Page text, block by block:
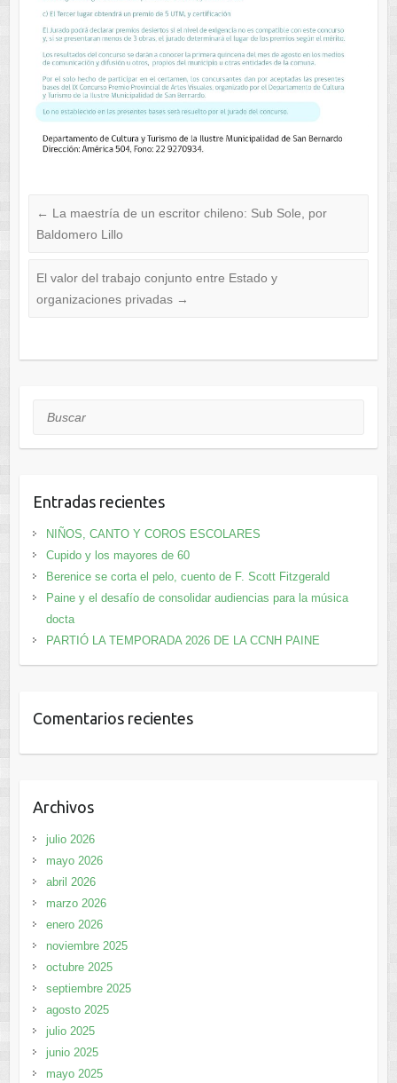
← La maestría de un escritor chileno: Sub Sole, por
Baldomero Lillo
El valor del trabajo conjunto entre Estado y
organizaciones privadas →
Buscar
Entradas recientes
NIÑOS, CANTO Y COROS ESCOLARES
Cupido y los mayores de 60
Berenice se corta el pelo, cuento de F. Scott Fitzgerald
Paine y el desafío de consolidar audiencias para la música
docta
PARTIÓ LA TEMPORADA 2026 DE LA CCNH PAINE
Comentarios recientes
Archivos
julio 2026
mayo 2026
abril 2026
marzo 2026
enero 2026
noviembre 2025
octubre 2025
septiembre 2025
agosto 2025
julio 2025
junio 2025
mayo 2025